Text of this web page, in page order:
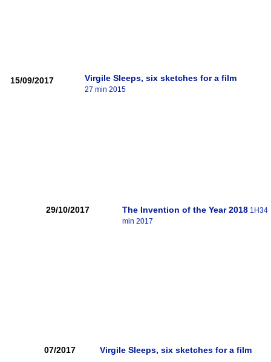
Virgile Sleeps, six sketches for a film
07/2017
The Invention of the Year 2018 1H34
min 2017
29/10/2017
15/09/2017 Virgile Sleeps, six sketches for a film
27 min 2015